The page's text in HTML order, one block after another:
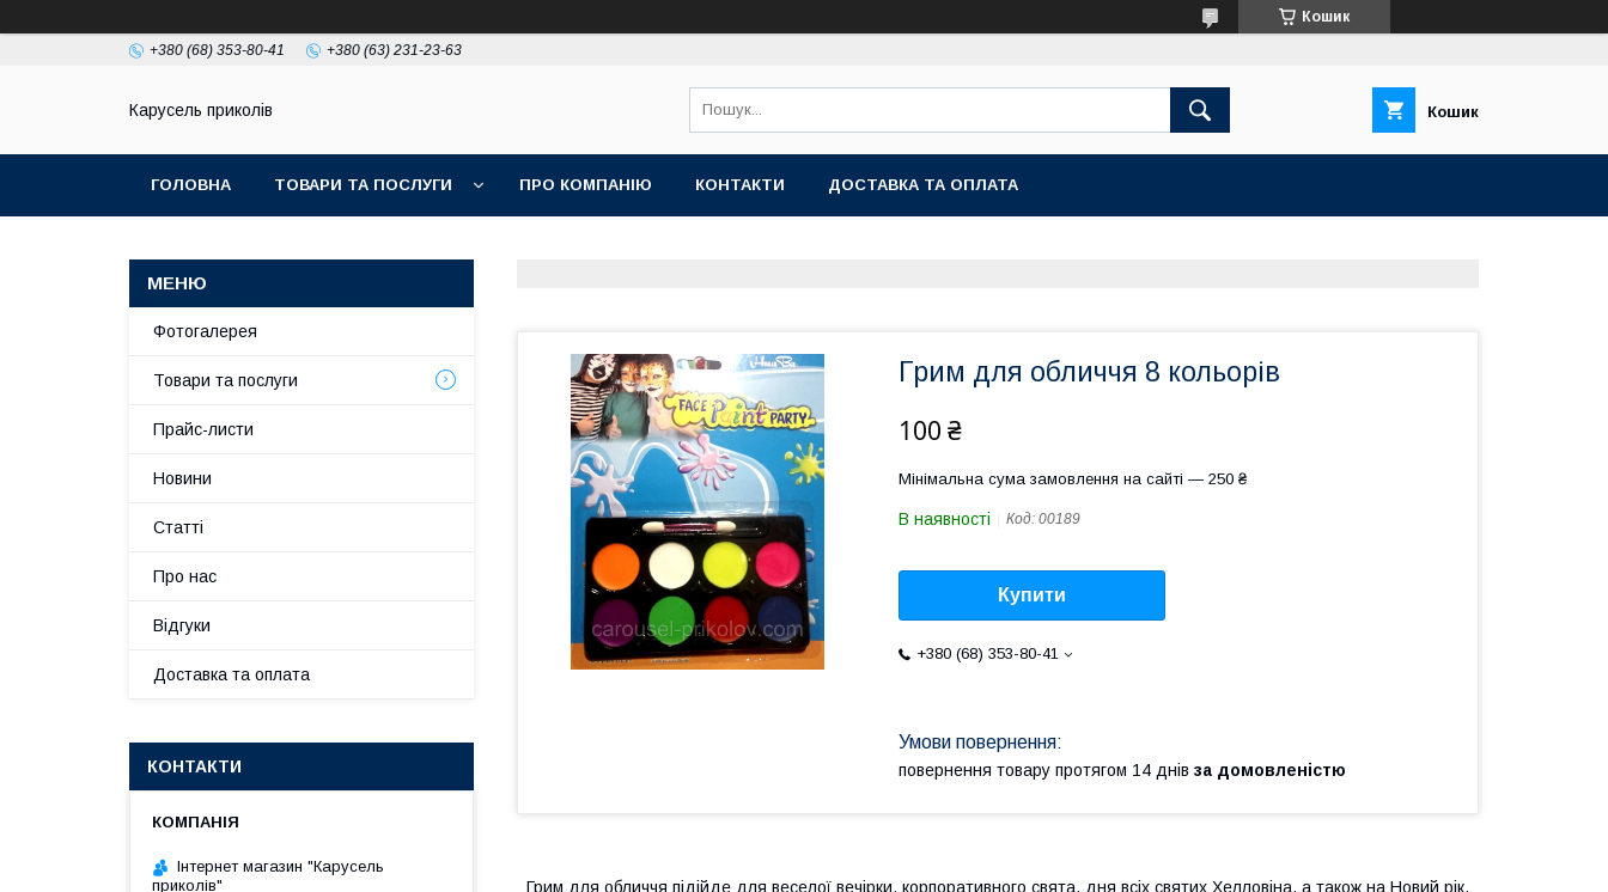
Кошик
+380 (68) 353-80-41 +380 (63) 231-23-63
Карусель приколів Кошик
ГОЛОВНА ТОВАРИ ТА ПОСЛУГИ ПРО КОМПАНІЮ КОНТАКТИ ДОСТАВКА ТА ОПЛАТА
Грим для обличчя 8 кольорів
100 ₴
Мінімальна сума замовлення на сайті — 250 ₴
В наявності Код: 00189
Купити
+380 (68) 353-80-41
повернення товару протягом 14 днів за домовленістю
Грим для обличчя підійде для веселої вечірки, корпоративного свята, дня всіх святих Хелловіна, а також на Новий рік.
Фотогалерея
Товари та послуги
Прайс-листи
Новини
Статті
Про нас
Відгуки
Доставка та оплата
КОНТАКТИ
Інтернет магазин "Карусель
приколів"